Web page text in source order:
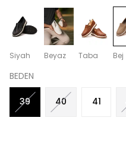
Siyah Beyaz Taba Bej
BEDEN
39 40 41